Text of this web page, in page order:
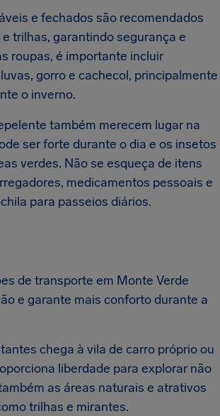
e fechados são recomendados
trilhas, garantindo segurança e
roupas, é importante incluir
gorro e cachecol, principalmente
o inverno.
também merecem lugar na
ser forte durante o dia e os insetos
verdes. Não se esqueça de itens
medicamentos pessoais e
para passeios diários.
de transporte em Monte Verde
e garante mais conforto durante a
chega à vila de carro próprio ou
liberdade para explorar não
as áreas naturais e atrativos
trilhas e mirantes.